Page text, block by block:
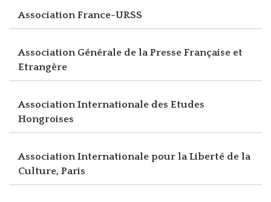
Association France-URSS
Association Générale de la Presse Française et
Etrangère
Association Internationale des Etudes
Hongroises
Association Internationale pour la Liberté de la
Culture, Paris